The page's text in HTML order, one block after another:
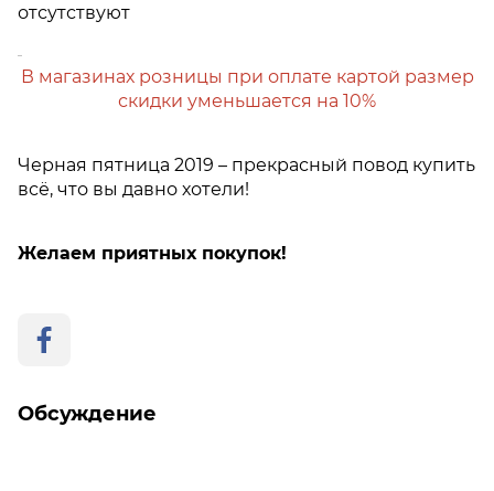
отсутствуют
В магазинах розницы при оплате картой размер
скидки уменьшается на 10%
Черная пятница 2019 – прекрасный повод купить
всё, что вы давно хотели!
Желаем приятных покупок!
Обсуждение